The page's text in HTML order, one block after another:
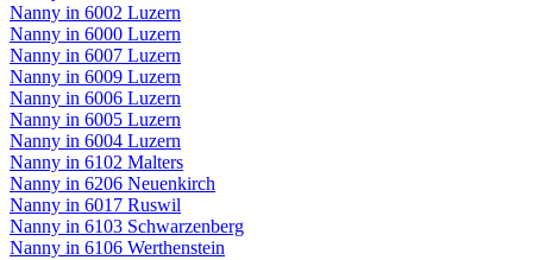
Nanny in 6002 Luzern
Nanny in 6000 Luzern
Nanny in 6007 Luzern
Nanny in 6009 Luzern
Nanny in 6006 Luzern
Nanny in 6005 Luzern
Nanny in 6004 Luzern
Nanny in 6102 Malters
Nanny in 6206 Neuenkirch
Nanny in 6017 Ruswil
Nanny in 6103 Schwarzenberg
Nanny in 6106 Werthenstein